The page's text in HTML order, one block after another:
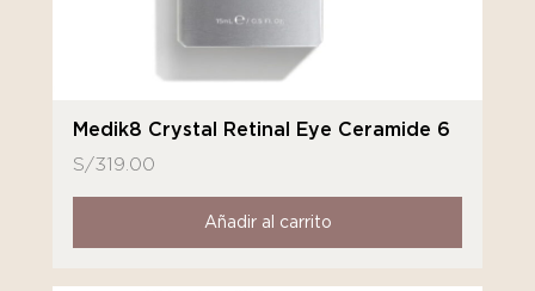
Medik8 Crystal Retinal Eye Ceramide 6
S/319.00
Añadir al carrito